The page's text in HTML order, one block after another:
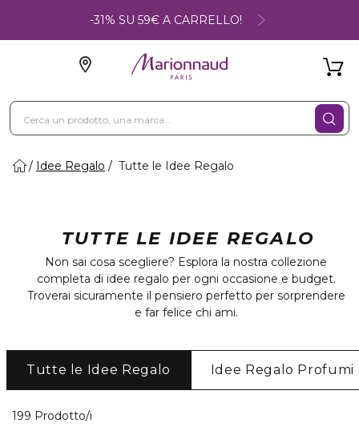
-31% SU 59€ A CARRELLO!
Idee Regalo Tutte le Idee Regalo
TUTTE LE IDEE REGALO
Non sai cosa scegliere? Esplora la nostra collezione
completa di idee regalo per ogni occasione e budget.
Troverai sicuramente il pensiero perfetto per sorprendere
e far felice chi ami.
Tutte le Idee Regalo Idee Regalo Profumi
199 Prodotto/i